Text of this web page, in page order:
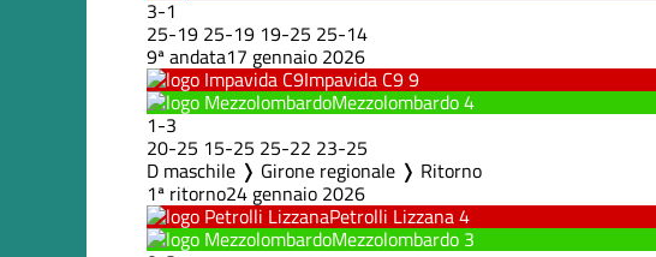
3-1
25-19 25-19 19-25 25-14
9ª andata17 gennaio 2026
Impavida C99
Mezzolombardo4
1-3
20-25 15-25 25-22 23-25
D maschile ❭ Girone regionale ❭ Ritorno
1ª ritorno24 gennaio 2026
Petrolli Lizzana4
Mezzolombardo 3